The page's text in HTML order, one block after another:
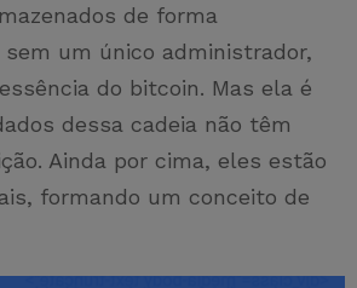
de forma
um único administrador,
do bitcoin. Mas ela é
dessa cadeia não têm
Ainda por cima, eles estão
formando um conceito de